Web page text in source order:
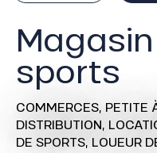
sports
COMMERCES, PETITE
DISTRIBUTION,
DE SPORTS, LOUEUR